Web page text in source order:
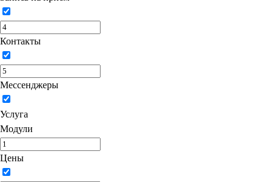
Контакты
Мессенджеры
Услуга
Модули
Цены